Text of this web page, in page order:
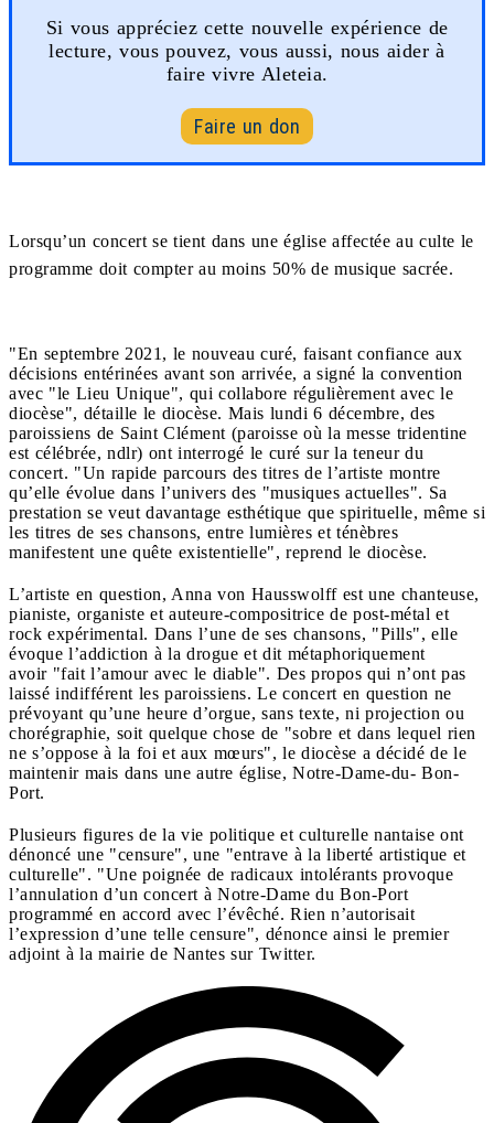
Si vous appréciez cette nouvelle expérience de
lecture, vous pouvez, vous aussi, nous aider à
faire vivre Aleteia.
Faire un don
Lorsqu’un concert se tient dans une église affectée au culte le
programme doit compter au moins 50% de musique sacrée.
"En septembre 2021, le nouveau curé, faisant confiance aux
décisions entérinées avant son arrivée, a signé la convention
avec "le Lieu Unique", qui collabore régulièrement avec le
diocèse", détaille le diocèse. Mais lundi 6 décembre, des
paroissiens de Saint Clément (paroisse où la messe tridentine
est célébrée, ndlr) ont interrogé le curé sur la teneur du
concert. "Un rapide parcours des titres de l’artiste montre
qu’elle évolue dans l’univers des "musiques actuelles". Sa
prestation se veut davantage esthétique que spirituelle, même si
les titres de ses chansons, entre lumières et ténèbres
manifestent une quête existentielle", reprend le diocèse.
L’artiste en question, Anna von Hausswolff est une chanteuse,
pianiste, organiste et auteure-compositrice de post-métal et
rock expérimental. Dans l’une de ses chansons, "Pills", elle
évoque l’addiction à la drogue et dit métaphoriquement
avoir "fait l’amour avec le diable". Des propos qui n’ont pas
laissé indifférent les paroissiens. Le concert en question ne
prévoyant qu’une heure d’orgue, sans texte, ni projection ou
chorégraphie, soit quelque chose de "sobre et dans lequel rien
ne s’oppose à la foi et aux mœurs", le diocèse a décidé de le
maintenir mais dans une autre église, Notre-Dame-du- Bon-
Port.
Plusieurs figures de la vie politique et culturelle nantaise ont
dénoncé une "censure", une "entrave à la liberté artistique et
culturelle". "Une poignée de radicaux intolérants provoque
l’annulation d’un concert à Notre-Dame du Bon-Port
programmé en accord avec l’évêché. Rien n’autorisait
l’expression d’une telle censure", dénonce ainsi le premier
adjoint à la mairie de Nantes sur Twitter.